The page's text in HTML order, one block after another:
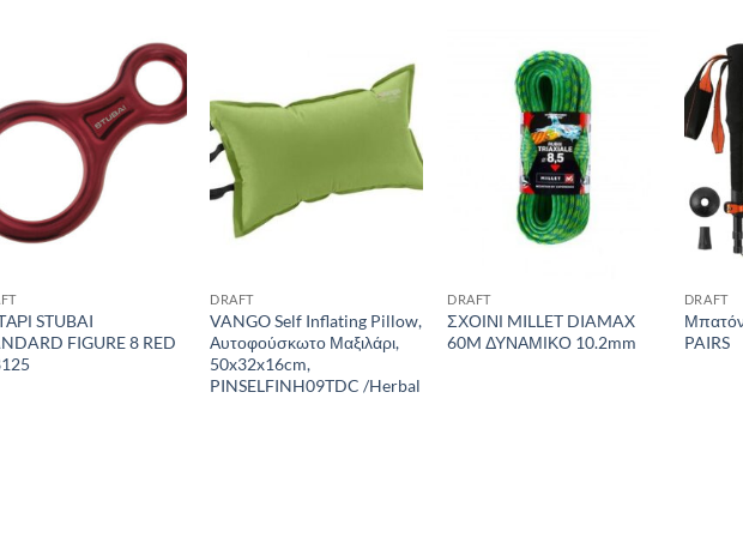
Add to
wishlist
STUBAI
FIGURE 8 RED
Add to
wishlist
DRAFT
VANGO Self Inflating Pillow,
Αυτοφούσκωτο Μαξιλάρι,
50x32x16cm,
PINSELFINH09TDC /Herbal
DRAFT
ΣΧΟΙΝΙ MILLET DIAMAX
60M ΔΥΝΑΜΙΚΟ 10.2mm
DRAFT
PAIRS